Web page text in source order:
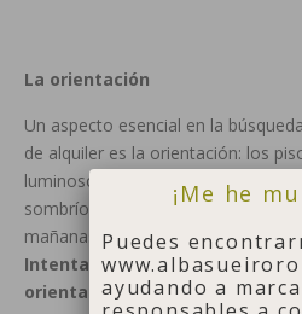
La orientación
Un aspecto esencial en la
de alquiler es la orientación: los
luminosos y cálidos, los que dan
sombríos, los del lado este
mañanas y los del oeste tienen
Intenta evitar los pisos al
orientados al sureste o
¡Me he
Puedes
ayudando a